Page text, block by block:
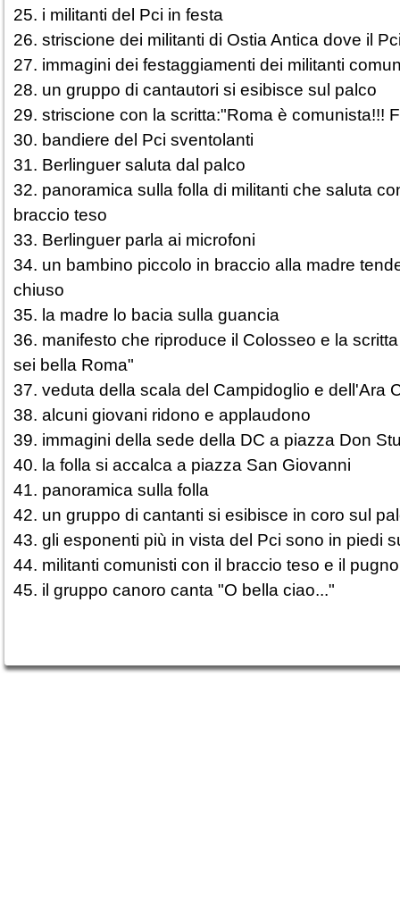
25. i militanti del Pci in festa
26. striscione dei militanti di Ostia Antica dove il
27. immagini dei festaggiamenti dei militanti
28. un gruppo di cantautori si esibisce sul palco
29. striscione con la scritta:"Roma è comunista!!!
30. bandiere del Pci sventolanti
31. Berlinguer saluta dal palco
32. panoramica sulla folla di militanti che saluta
braccio teso
33. Berlinguer parla ai microfoni
34. un bambino piccolo in braccio alla madre
chiuso
35. la madre lo bacia sulla guancia
36. manifesto che riproduce il Colosseo e la
sei bella Roma"
37. veduta della scala del Campidoglio e dell'Ara
38. alcuni giovani ridono e applaudono
39. immagini della sede della DC a piazza Don
40. la folla si accalca a piazza San Giovanni
41. panoramica sulla folla
42. un gruppo di cantanti si esibisce in coro sul
43. gli esponenti più in vista del Pci sono in piedi
44. militanti comunisti con il braccio teso e il
45. il gruppo canoro canta "O bella ciao..."